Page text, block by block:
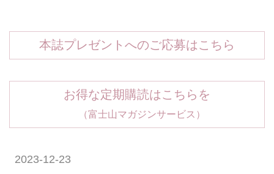
本誌プレゼントへのご応募はこちら
お得な定期購読はこちらを
（富士山マガジンサービス）
2023-12-23